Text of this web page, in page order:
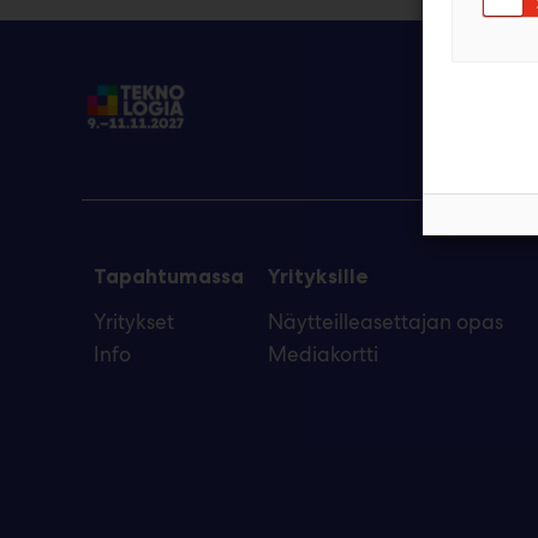
Tapahtumassa
Yritykset
Info
Yrityksille
Näytteilleasettajan opas
Mediakortti